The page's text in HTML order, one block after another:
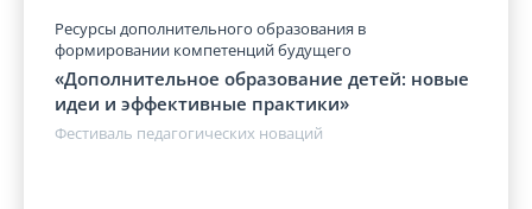
Ресурсы дополнительного образования в
формировании компетенций будущего
«Дополнительное образование детей: новые
идеи и эффективные практики»
Фестиваль педагогических новаций